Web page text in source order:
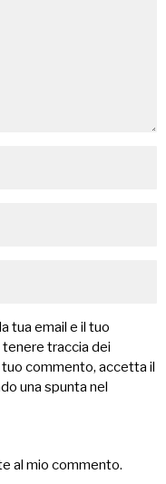
tua email e il tuo
traccia dei
commento, accetta il
una spunta nel
al mio commento.